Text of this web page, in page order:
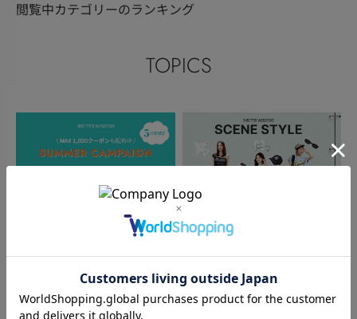
閲覧中カテゴリーのランキング
TOPICS